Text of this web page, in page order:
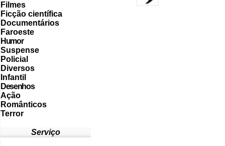
Filmes
Ficção científica
Documentários
Faroeste
Humor
Suspense
Policial
Diversos
Infantil
Desenhos
Ação
Românticos
Terror
Serviço